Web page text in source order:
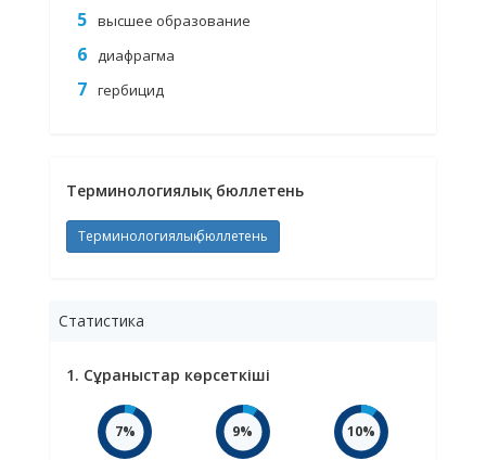
высшее образование
диафрагма
гербицид
Терминологиялық бюллетень
Терминологиялық бюллетень
Статистика
1. Сұраныстар көрсеткіші
7% 9% 10%